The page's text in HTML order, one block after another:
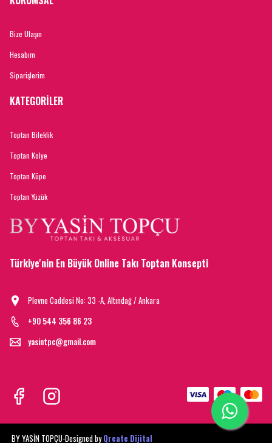
Bize Ulaşın
Hesabım
Siparişlerim
KATEGORİLER
Toptan Bileklik
Toptan Kolye
Toptan Küpe
Toptan Yüzük
Türkiye'nin En Büyük Online Takı Toptan Konsepti
Plevne Caddesi No: 33 -A, Altındağ / Ankara
+90 544 356 86 23
yasintpc@gmail.com
BY YASİN TOPÇU-Designed byQreate Dijital